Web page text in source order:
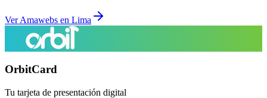
VerAmawebs en Lima
OrbitCard
Tu tarjeta de presentación digital